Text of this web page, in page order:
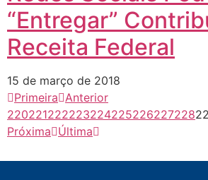
“Entregar”
Receita Federal
15 de março de 2018
Primeira Anterior
220221222223224225226227228
Próxima Última